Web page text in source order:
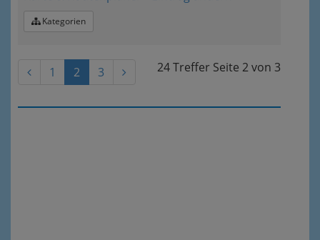
Kategorien
24 Treffer Seite 2von 3
1 2 3